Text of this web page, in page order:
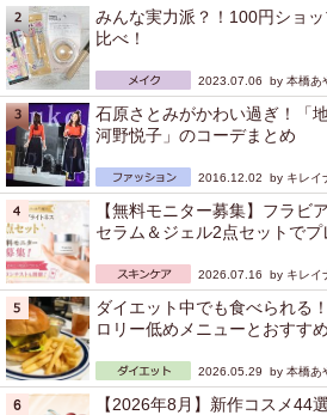
みんな実力派？！100円ショ
比べ！
2023.07.06 by 本橋あ
石原さとみがかわい過ぎ！「
河野悦子」のコーデまとめ
2016.12.02 by キレイ
【無料モニター募集】フラビ
セラム＆ジェル2点セットでプ
2026.07.16 by キレイ
ダイエット中でも食べられる
ロリー低めメニューとおすす
2026.05.29 by 本橋あ
【2026年8月】新作コスメ44